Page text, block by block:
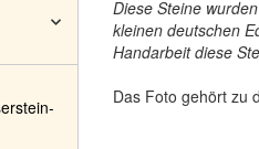
Diese Steine wurden
kleinen deutschen
Handarbeit diese
Das Foto gehört zu